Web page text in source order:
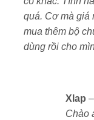
sấy 6kg) với
với mọi không
1.060 mm giúp
khiển LCD hiển
Cleansing
quá. Cơ mà giá
mua thêm bộ
dùng rồi cho
Xlap –
Chào